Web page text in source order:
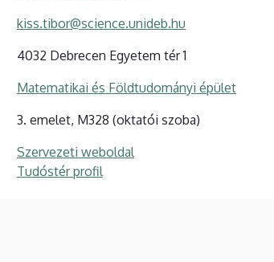
kiss.tibor@science.unideb.hu
4032 Debrecen Egyetem tér 1
Matematikai és Földtudományi épület
3. emelet, M328 (oktatói szoba)
Szervezeti weboldal
Tudóstér profil